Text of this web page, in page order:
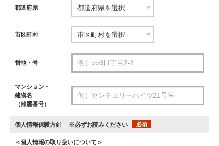
都道府県
市区町村
番地・号
マンション・
建物名
（部屋番号）
個人情報保護方針 ※必ずお読みください 必須
＜個人情報の取り扱いについて＞